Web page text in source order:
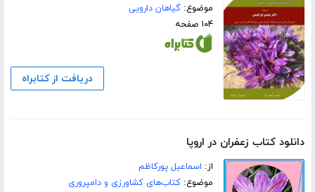
موضوع:گیاهان دارویی
۱۰۴ صفحه
دریافت از کتابراه
دانلود کتاب زعفران در اروپا
از: اسماعیل پورکاظم
موضوع:کتاب‌های کشاورزی و دامپروری